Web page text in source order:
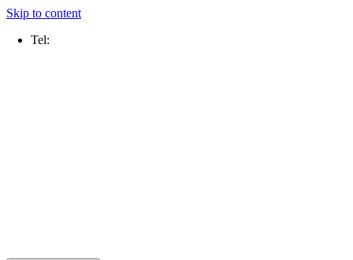
Skip to content
Tel: